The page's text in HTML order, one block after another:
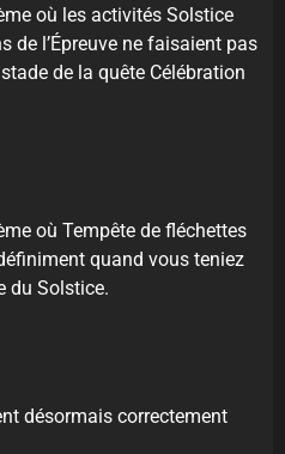
où les activités Solstice
de l’Épreuve ne faisaient pas
de la quête Célébration
où Tempête de fléchettes
quand vous teniez
du Solstice.
désormais correctement